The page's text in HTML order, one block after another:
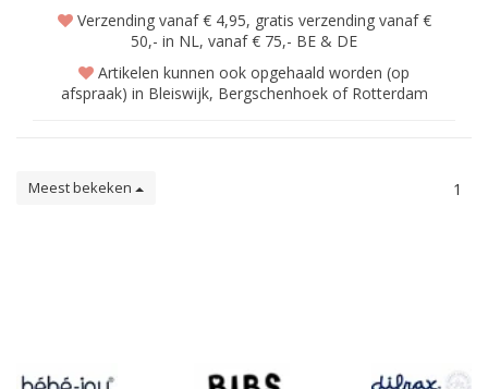
Verzending vanaf € 4,95, gratis verzending vanaf €
50,- in NL, vanaf € 75,- BE & DE
Artikelen kunnen ook opgehaald worden (op
afspraak) in Bleiswijk, Bergschenhoek of Rotterdam
Meest bekeken 1